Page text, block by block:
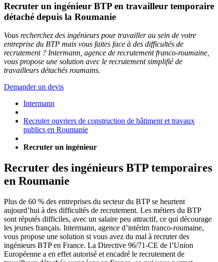
Recruter un ingénieur BTP en travailleur temporaire
détaché depuis la Roumanie
Vous recherchez des ingénieurs pour travailler au sein de votre
entreprise du BTP mais vous faites face à des difficultés de
recrutement ? Intermann, agence de recrutement franco-roumaine,
vous propose une solution avec le recrutement simplifié de
travailleurs détachés roumains.
Demander un devis
Intermann
Recruter ouvriers de construction de bâtiment et travaux
publics en Roumanie
Recruter un ingénieur
Recruter des ingénieurs BTP temporaires
en Roumanie
Plus de 60 % des entreprises du secteur du BTP se heurtent
aujourd’hui à des difficultés de recrutement. Les métiers du BTP
sont réputés difficiles, avec un salaire peu attractif, ce qui décourage
les jeunes français. Intermann, agence d’intérim franco-roumaine,
vous propose une solution si vous avez du mal à recruter des
ingénieurs BTP en France. La Directive 96/71-CE de l’Union
Européenne a en effet autorisé et encadré le recrutement de